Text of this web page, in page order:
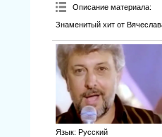
Описание материала:
Знаменитый хит от
Язык: Русский